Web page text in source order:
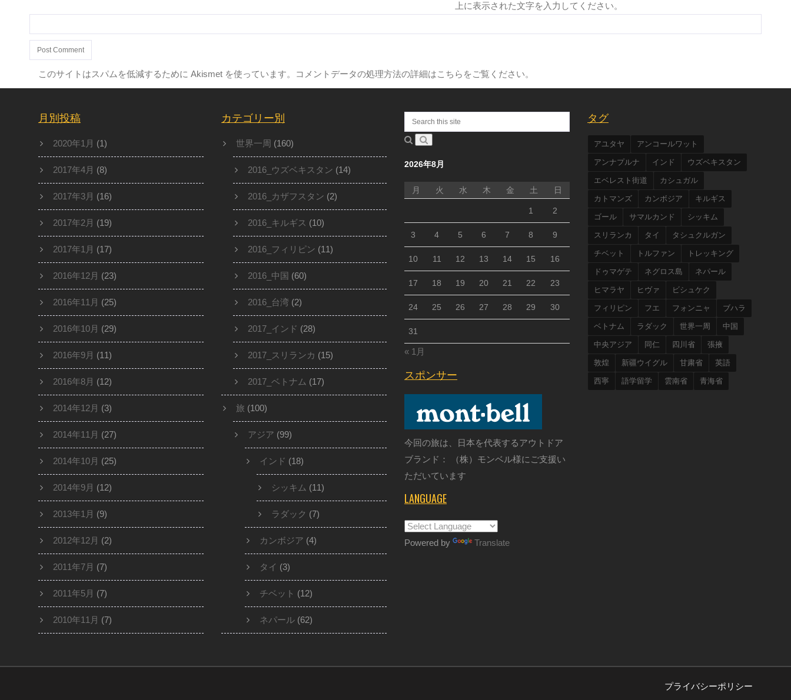
上に表示された文字を入力してください。
このサイトはスパムを低減するために Akismet を使っています。 コメントデータの処理方法の詳細はこちらをご覧ください。
月別投稿
2020年1月 (1)
2017年4月 (8)
2017年3月 (16)
2017年2月 (19)
2017年1月 (17)
2016年12月 (23)
2016年11月 (25)
2016年10月 (29)
2016年9月 (11)
2016年8月 (12)
2014年12月 (3)
2014年11月 (27)
2014年10月 (25)
2014年9月 (12)
2013年1月 (9)
2012年12月 (2)
2011年7月 (7)
2011年5月 (7)
2010年11月 (7)
カテゴリー別
世界一周 (160)
2016_ウズベキスタン (14)
2016_カザフスタン (2)
2016_キルギス (10)
2016_フィリピン (11)
2016_中国 (60)
2016_台湾 (2)
2017_インド (28)
2017_スリランカ (15)
2017_ベトナム (17)
旅 (100)
アジア (99)
インド (18)
シッキム (11)
ラダック (7)
カンボジア (4)
タイ (3)
チベット (12)
ネパール (62)
2026年8月
月 火 水 木 金 土 日
1 2
3 4 5 6 7 8 9
10 11 12 13 14 15 16
17 18 19 20 21 22 23
24 25 26 27 28 29 30
31
« 1月
スポンサー
今回の旅は、日本を代表するアウトドア
ブランド： （株）モンベル様にご支援い
ただいています
LANGUAGE
Powered by Translate
タグ
アユタヤ アンコールワット
アンナプルナ インド ウズベキスタン
エベレスト街道 カシュガル
カトマンズ カンボジア キルギス
ゴール サマルカンド シッキム
スリランカ タイ タシュクルガン
チベット トルファン トレッキング
ドゥマゲテ ネグロス島 ネパール
ヒマラヤ ヒヴァ ビシュケク
フィリピン フエ フォンニャ ブハラ
ベトナム ラダック 世界一周 中国
中央アジア 同仁 四川省 張掖
敦煌 新疆ウイグル 甘粛省 英語
西寧 語学留学 雲南省 青海省
プライバシーポリシー